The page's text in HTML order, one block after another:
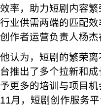
效率，助力短剧内容
行业供需两端的匹配
创作者运营负责人杨
他认为，短剧的繁荣
台推出了多个拉新和
予更多的培训与项目
11月，短剧创作服务